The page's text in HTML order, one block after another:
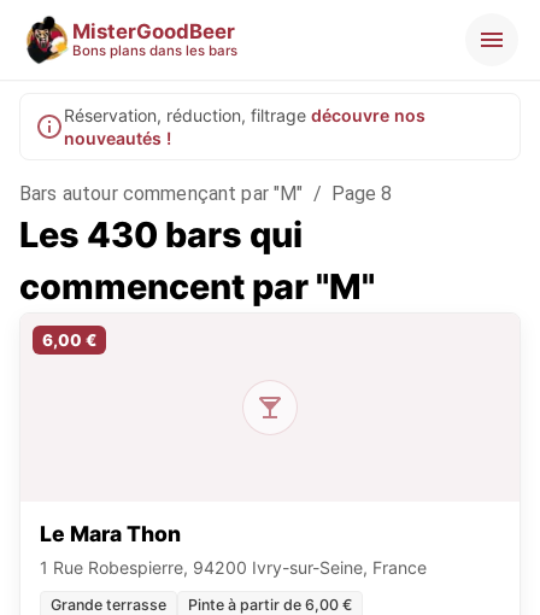
MisterGoodBeer
Bons plans dans les bars
Réservation, réduction, filtrage découvre nos
nouveautés !
Bars autour commençant par "M" / Page 8
Les 430 bars qui
commencent par "M"
6,00 €
Le Mara Thon
1 Rue Robespierre, 94200 Ivry-sur-Seine, France
Grande terrasse Pinte à partir de 6,00 €